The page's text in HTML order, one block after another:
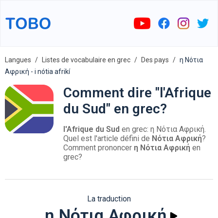
Langues Listes de vocabulaire en grec Des pays
η Νότια
Αφρική - i nótia afrikí
Comment dire "l'Afrique
du Sud" en grec?
l'Afrique du Sud en grec: η Νότια Αφρική.
Quel est l'article défini de Νότια Αφρική?
Comment prononcer η Νότια Αφρική en
grec?
La traduction